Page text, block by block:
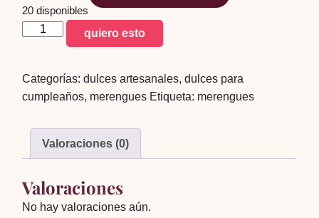
20 disponibles
merenguitos
surtido
x80
quiero esto
Categorías:dulces artesanales,dulces para
cumpleaños, merengues Etiqueta: merengues
Valoraciones (0)
Valoraciones
No hay valoraciones aún.